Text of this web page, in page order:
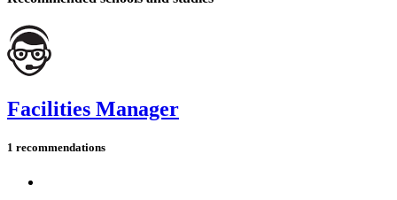
Facilities Manager
1 recommendations